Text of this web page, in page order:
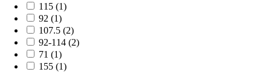
115 (1)
92 (1)
107.5 (2)
92-114 (2)
71 (1)
155 (1)